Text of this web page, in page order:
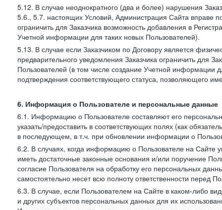
5.12. В случае неоднократного (два и более) нарушения
5.6., 5.7. настоящих Условий, Администрация Сайта вправе
ограничить для Заказчика возможность добавления в
Учетной информации для таких новых Пользователей).
5.13. В случае если Заказчиком по Договору является
предварительного уведомления Заказчика ограничить для
Пользователей (в том числе создание Учетной информации
подтверждения соответствующего статуса, позволяющего
6. Информация о Пользователе и персональные данные
6.1. Информацию о Пользователе составляют его
указать/предоставить в соответствующих полях (как
в последующем, в т.ч. при обновлении информации о
6.2. В случаях, когда информацию о Пользователе на Сайте
иметь достаточные законные основания и/или поручение
согласие Пользователя на обработку его персональных
самостоятельно несет всю полноту ответственности перед
6.3. В случае, если Пользователем на Сайте в каком-либо
и других субъектов персональных данных для их